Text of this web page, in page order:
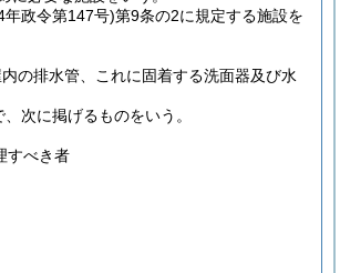
年政令第147号)第9条の2に規定する施設を
の排水管、これに固着する洗面器及び水
次に掲げるものをいう。
すべき者